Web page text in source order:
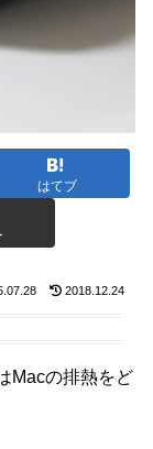
はてブ
2018.12.24
Macの排熱をど